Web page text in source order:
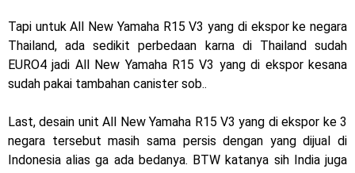
Edition 2025
Berkenalan dengan KTM 990 RC R, jagoan baru dari KTM !
Penampakan tim Red Bull KTM Factory Racing musim 2024 !
Tapi untuk All New Yamaha R15 V3 yang di ekspor ke negara
Thailand, ada sedikit perbedaan karna di Thailand sudah
EURO4 jadi All New Yamaha R15 V3 yang di ekspor kesana
sudah pakai tambahan canister sob..
Last, desain unit All New Yamaha R15 V3 yang di ekspor ke 3
negara tersebut masih sama persis dengan yang dijual di
Indonesia alias ga ada bedanya. BTW katanya sih India juga